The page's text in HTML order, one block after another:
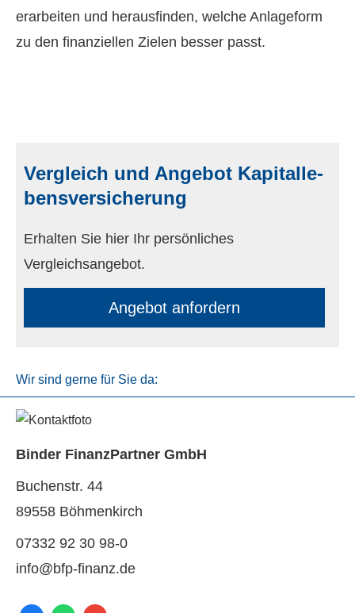
erarbeiten und herausfinden, welche Anlageform
zu den finanziellen Zielen besser passt.
Vergleich und Angebot Ka­pi­tal­le­
bens­ver­si­che­rung
Erhalten Sie hier Ihr persönliches
Vergleichsangebot.
An­ge­bot an­for­dern
Wir sind gerne für Sie da:
Binder FinanzPartner GmbH
Buchenstr. 44
89558 Böhmenkirch
07332 92 30 98-0
info@bfp-finanz.de